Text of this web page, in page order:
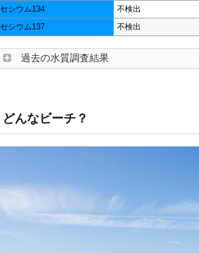
セシウム134
不検出
セシウム137
不検出
過去の水質調査結果
どんなビーチ？